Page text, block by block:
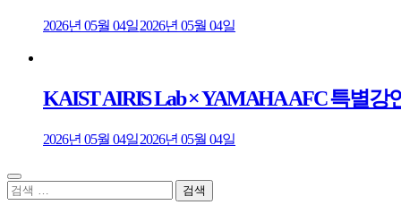
2026년 05월 04일2026년 05월 04일
KAIST AIRIS Lab × YAMAHA AFC 특별강
2026년 05월 04일2026년 05월 04일
검